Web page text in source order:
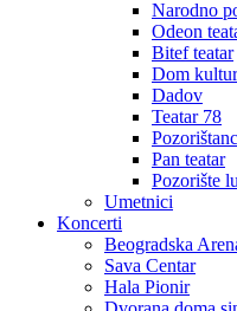
Narodno
Odeon
Bitef teatar
Dom
Dadov
Teatar 78
Pan teatar
Pozorište
Umetnici
Koncerti
Beogradska
Sava Centar
Hala Pionir